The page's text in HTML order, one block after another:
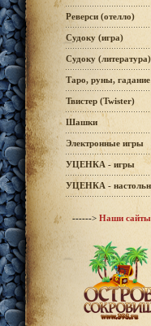
Реверси (отелло)
Судоку (игра)
Судоку (литература)
Таро, руны, гадание
Твистер (Twister)
Шашки
Электронные игры
УЦЕНКА - игры
УЦЕНКА -
------> Наши